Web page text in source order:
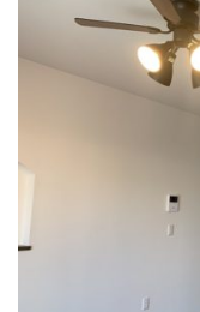
Voice お客様の声
暮らしのコラム
テク